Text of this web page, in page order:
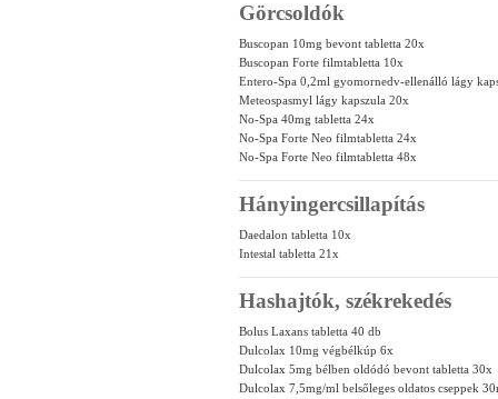
Görcsoldók
Buscopan 10mg bevont tabletta 20x
Buscopan Forte filmtabletta 10x
Entero-Spa 0,2ml gyomornedv-ellenálló lágy
Meteospasmyl lágy kapszula 20x
No-Spa 40mg tabletta 24x
No-Spa Forte Neo filmtabletta 24x
No-Spa Forte Neo filmtabletta 48x
Hányingercsillapítás
Daedalon tabletta 10x
Intestal tabletta 21x
Hashajtók, székrekedés
Bolus Laxans tabletta 40 db
Dulcolax 10mg végbélkúp 6x
Dulcolax 5mg bélben oldódó bevont tabletta 30x
Dulcolax 7,5mg/ml belsőleges oldatos cseppek